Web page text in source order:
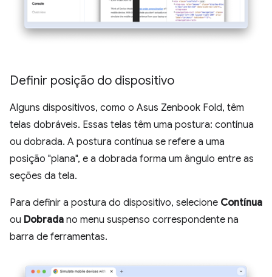
Definir posição do dispositivo
Alguns dispositivos, como o Asus Zenbook Fold, têm
telas dobráveis. Essas telas têm uma postura: contínua
ou dobrada. A postura contínua se refere a uma
posição "plana", e a dobrada forma um ângulo entre as
seções da tela.
Para definir a postura do dispositivo, selecione Contínua
ou Dobrada no menu suspenso correspondente na
barra de ferramentas.